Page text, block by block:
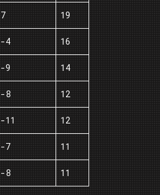
7 19
-4 16
-9 14
-8 12
-11 12
-7 11
-8 11